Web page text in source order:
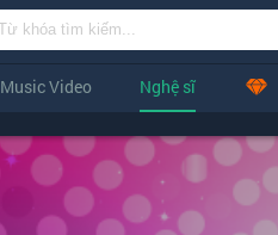
Music Video Nghệ sĩ